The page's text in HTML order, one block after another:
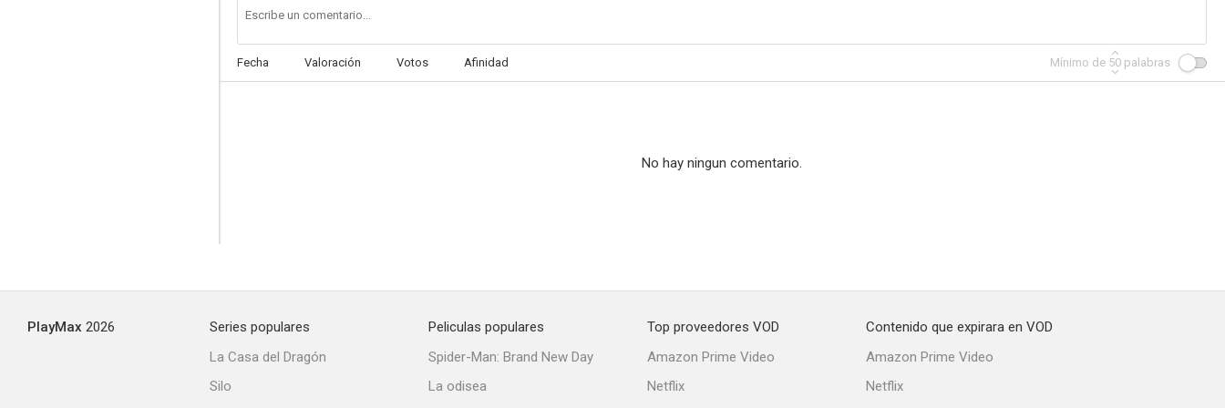
Fecha Valoración Votos Afinidad Mínimo de 50 palabras
No hay ningun comentario.
PlayMax 2026
Series populares
La Casa del Dragón
Silo
Peliculas populares
Spider-Man: Brand New Day
La odisea
Top proveedores VOD
Amazon Prime Video
Netflix
Contenido que expirara en VOD
Amazon Prime Video
Netflix